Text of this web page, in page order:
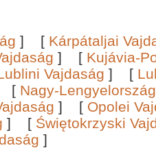
] [ Kárpátaljai
] [ Kujávia-
Vajdaság ] [
[ Nagy-
] [ Opolei
] [ Świętokrzyski
]